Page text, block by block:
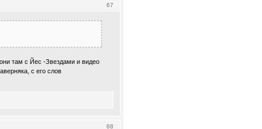
67
там с Йес -Звездами и видео
с его слов
68